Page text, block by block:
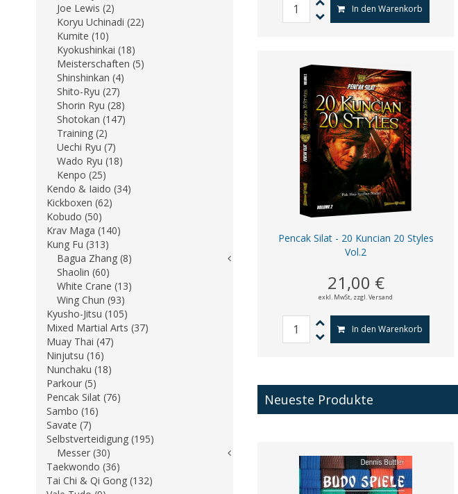
In den Warenkorb
Pencak Silat - 20 Kuncian 20 Styles
Vol.2
21,00 €
exkl. MwSt, zzgl. Versand
In den Warenkorb
Neueste Produkte
Joe Lewis (2)
Koryu Uchinadi (22)
Kumite (10)
Kyokushinkai (18)
Meisterschaften (5)
Shinshinkan (4)
Shito-Ryu (27)
Shorin Ryu (28)
Shotokan (147)
Training (2)
Uechi Ryu (7)
Wado Ryu (18)
Kenpo (25)
Kendo & Iaido (34)
Kickboxen (62)
Kobudo (50)
Krav Maga (140)
Kung Fu (313)
Bagua Zhang (8)
Shaolin (60)
White Crane (13)
Wing Chun (93)
Kyusho-Jitsu (105)
Mixed Martial Arts (37)
Muay Thai (47)
Ninjutsu (16)
Nunchaku (18)
Parkour (5)
Pencak Silat (76)
Sambo (16)
Savate (7)
Selbstverteidigung (195)
Messer (30)
Taekwondo (36)
Tai Chi & Qi Gong (132)